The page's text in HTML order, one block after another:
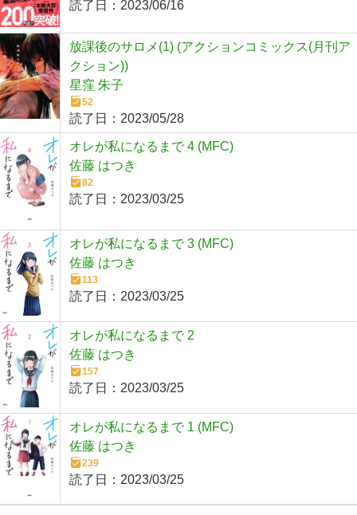
読了日： 2023/06/16
放課後のサロメ(1) (アクションコミックス(月刊ア
クション))
星窪 朱子
52
読了日： 2023/05/28
オレが私になるまで 4 (MFC)
佐藤 はつき
82
読了日： 2023/03/25
オレが私になるまで 3 (MFC)
佐藤 はつき
113
読了日： 2023/03/25
オレが私になるまで 2
佐藤 はつき
157
読了日： 2023/03/25
オレが私になるまで 1 (MFC)
佐藤 はつき
239
読了日： 2023/03/25